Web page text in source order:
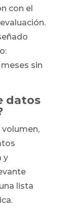
con el
sin
datos
volumen,
y
lista